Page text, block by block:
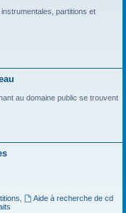
partitions et
au domaine public se trouvent
Aide à recherche de cd